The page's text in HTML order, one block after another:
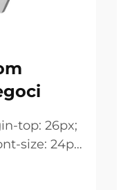
top: 26px;
size: 24px
h3 {